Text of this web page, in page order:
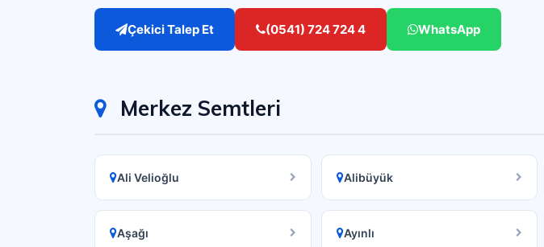
Çekici Talep Et (0541) 724 724 4 WhatsApp
Merkez Semtleri
Ali Velioğlu Alibüyük
Aşağı Ayınlı